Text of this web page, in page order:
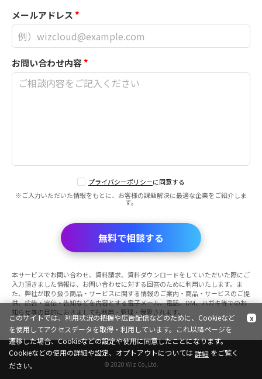
メールアドレス*
お問い合わせ内容*
プライバシーポリシーに同意する
※ご入力いただいた情報をもとに、お客様の課題解決に最適な企業をご紹介しま
す。
無料で相談する
本サービスでお問い合わせ、資料請求、資料ダウンロードをしていただいた際にご
入力頂きました情報は、お問い合わせに対する回答のために利用いたします。ま
た、弊社が取り扱う商品・サービスに関する情報のご案内・商品・サービスのご提
供、広告・宣伝・告知などを内容とする電子メール、電話、DM、ハガキ等でのお
知らせ等の目的におきましても利用・管理・保管されます。
© 2020 Wiz Co.,Ltd.
このサイトでは、利用状況の把握や広告配信などのために、Cookieなど
を使用してアクセスデータを取得・利用しています。これ以降ページを
遷移した場合、Cookieなどの設定や使用に同意したことになります。
Cookieなどの使用の詳細や設定、オプトアウトについては詳細
x
をご覧く
ださい。